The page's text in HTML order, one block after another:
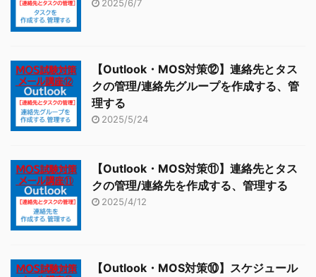
2025/6/7
【Outlook・MOS対策⑫】連絡先とタス
クの管理/連絡先グループを作成する、管
理する
2025/5/24
【Outlook・MOS対策⑪】連絡先とタス
クの管理/連絡先を作成する、管理する
2025/4/12
【Outlook・MOS対策⑩】スケジュール